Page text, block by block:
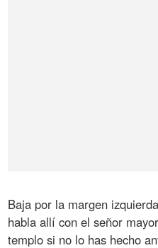
Baja por la margen
habla allí con el señor
templo si no lo has hecho